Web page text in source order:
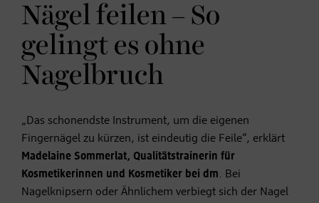
Nägel feilen – So
gelingt es ohne
Nagelbruch
„Das schonendste Instrument, um die eigenen
Fingernägel zu kürzen, ist eindeutig die Feile“, erklärt
Madelaine Sommerlat, Qualitätstrainerin für
Kosmetikerinnen und Kosmetiker bei dm. Bei
Nagelknipsern oder Ähnlichem verbiegt sich der Nagel